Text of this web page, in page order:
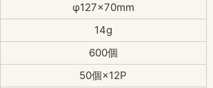
φ127×70mm
14g
600個
50個×12P